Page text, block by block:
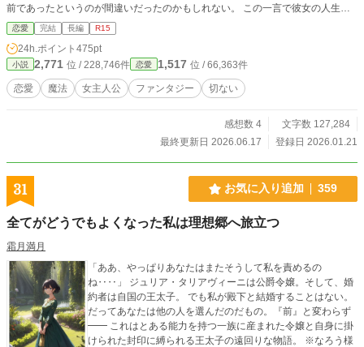
前であったというのが間違いだったのかもしれない。 この一言で彼女の人生は
一変した――。 ＊＊＊＊＊＊ ※タイトル少し変えました。 ・暫く書いていなか
ったらかなり文体が変わってしまったので、書き直ししています。 ・トラブル
回避のため、完結まで感想欄は開きません。
恋愛 完結 長編 R15
24h.ポイント 475pt
小説 2,771 位 / 228,746件 恋愛 1,517 位 / 66,363件
恋愛 魔法 女主人公 ファンタジー 切ない
感想数 4
文字数 127,284
最終更新日 2026.06.17
登録日 2026.01.21
31 お気に入り追加 359
全てがどうでもよくなった私は理想郷へ旅立つ
霜月満月
「ああ、やっぱりあなたはまたそうして私を責めるの
ね‥‥」 ジュリア・タリアヴィーニは公爵令嬢。そして、婚
約者は自国の王太子。 でも私が殿下と結婚することはない。
だってあなたは他の人を選んだのだもの。『前』と変わらず
━━ これはとある能力を持つ一族に産まれた令嬢と自身に掛
けられた封印に縛られる王太子の遠回りな物語。 ※なろう様